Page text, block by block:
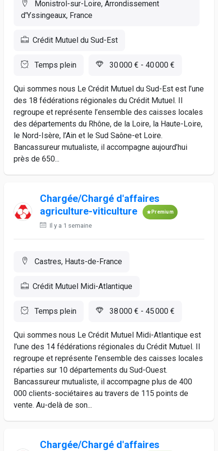
Monistrol-sur-Loire, Arrondissement
d'Yssingeaux, France
Crédit Mutuel du Sud-Est
Temps plein 30 000 € - 40 000 €
Qui sommes nous Le Crédit Mutuel du Sud-Est est l’une
des 18 fédérations régionales du Crédit Mutuel. Il
regroupe et représente l’ensemble des caisses locales
des départements du Rhône, de la Loire, la Haute-Loire,
le Nord-Isère, l’Ain et le Sud Saône-et Loire.
Bancassureur mutualiste, il accompagne aujourd’hui
près de 650...
Chargée/Chargé d'affaires
agriculture-viticulture
Premium
Il y a 1 semaine
Castres, Hauts-de-France
Crédit Mutuel Midi-Atlantique
Temps plein 38 000 € - 45 000 €
Qui sommes nous Le Crédit Mutuel Midi-Atlantique est
l’une des 14 fédérations régionales du Crédit Mutuel. Il
regroupe et représente l’ensemble des caisses locales
réparties sur 10 départements du Sud-Ouest.
Bancassureur mutualiste, il accompagne plus de 400
000 clients-sociétaires au travers de 115 points de
vente. Au-delà de son...
Chargée/Chargé d'affaires